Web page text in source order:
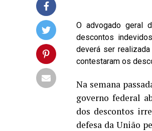
O advogado geral
descontos
deverá ser
contestaram os
Na semana
governo federal
dos descontos
defesa da União